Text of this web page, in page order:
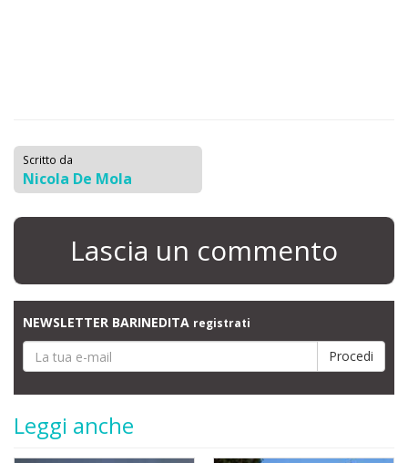
Scritto da
Nicola De Mola
Lascia un commento
NEWSLETTER BARINEDITA registrati
Leggi anche